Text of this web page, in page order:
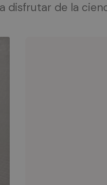
disfrutar de la